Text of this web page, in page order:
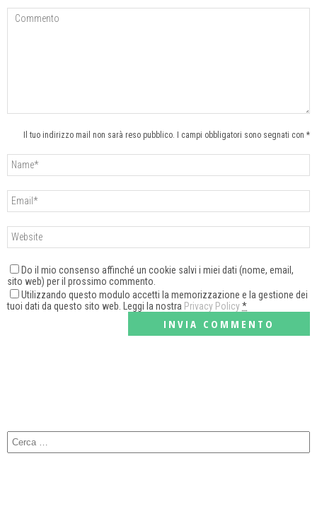
Il tuo indirizzo mail non sarà reso pubblico. I campi obbligatori sono segnati con *
Do il mio consenso affinché un cookie salvi i miei dati (nome, email,
sito web) per il prossimo commento.
Utilizzando questo modulo accetti la memorizzazione e la gestione dei
tuoi dati da questo sito web. Leggi la nostra Privacy Policy*